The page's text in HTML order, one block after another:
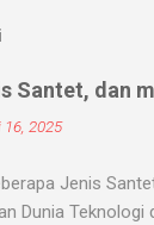
Santet, dan
16, 2025
Jenis
Dunia